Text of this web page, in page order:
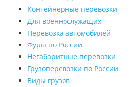
Контейнерные перевозки
Для военнослужащих
Перевозка автомобилей
Фуры по России
Негабаритные перевозки
Грузоперевозки по России
Виды грузов